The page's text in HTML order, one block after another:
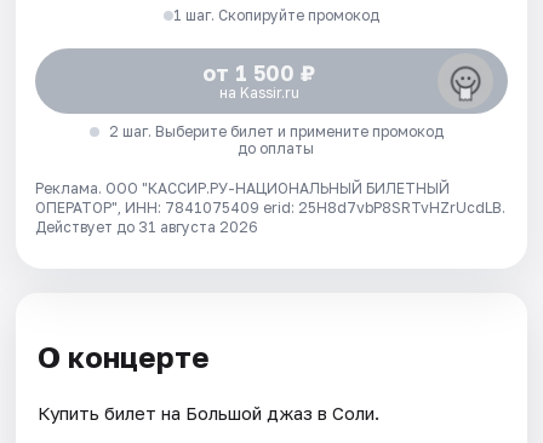
1 шаг. Скопируйте промокод
от 1 500 ₽
на Kassir.ru
2 шаг. Выберите билет и примените промокод
до оплаты
Реклама. ООО "КАССИР.РУ-НАЦИОНАЛЬНЫЙ БИЛЕТНЫЙ
ОПЕРАТОР", ИНН: 7841075409 erid: 25H8d7vbP8SRTvHZrUcdLB.
Действует до 31 августа 2026
О концерте
Купить билет на Большой джаз в Соли.